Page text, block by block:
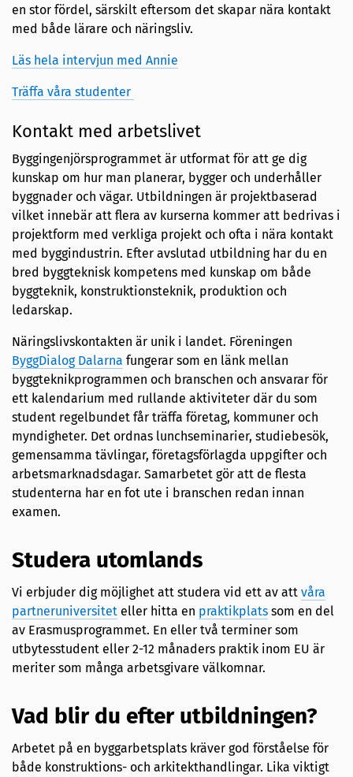
en stor fördel, särskilt eftersom det skapar nära kontakt
med både lärare och näringsliv.
Läs hela intervjun med Annie
Träffa våra studenter
Kontakt med arbetslivet
Byggingenjörsprogrammet är utformat för att ge dig
kunskap om hur man planerar, bygger och underhåller
byggnader och vägar. Utbildningen är projektbaserad
vilket innebär att flera av kurserna kommer att bedrivas i
projektform med verkliga projekt och ofta i nära kontakt
med byggindustrin. Efter avslutad utbildning har du en
bred byggteknisk kompetens med kunskap om både
byggteknik, konstruktionsteknik, produktion och
ledarskap.
Näringslivskontakten är unik i landet. Föreningen
ByggDialog Dalarna fungerar som en länk mellan
byggteknikprogrammen och branschen och ansvarar för
ett kalendarium med rullande aktiviteter där du som
student regelbundet får träffa företag, kommuner och
myndigheter. Det ordnas lunchseminarier, studiebesök,
gemensamma tävlingar, företagsförlagda uppgifter och
arbetsmarknadsdagar. Samarbetet gör att de flesta
studenterna har en fot ute i branschen redan innan
examen.
Studera utomlands
Vi erbjuder dig möjlighet att studera vid ett av att våra
partneruniversitet eller hitta en praktikplats som en del
av Erasmusprogrammet. En eller två terminer som
utbytesstudent eller 2-12 månaders praktik inom EU är
meriter som många arbetsgivare välkomnar.
Vad blir du efter utbildningen?
Arbetet på en byggarbetsplats kräver god förståelse för
både konstruktions- och arkitekthandlingar. Lika viktigt